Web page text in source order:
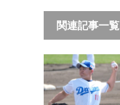
関連記事一覧